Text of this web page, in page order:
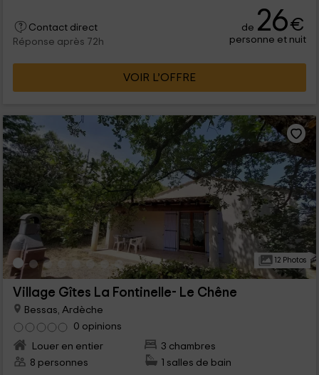
Contact direct
Réponse après 72h
de 26€
personne et nuit
VOIR L’OFFRE
12 Photos
Village Gîtes La Fontinelle- Le Chêne
Bessas, Ardèche
0 opinions
Louer en entier
3 chambres
8 personnes
1 salles de bain